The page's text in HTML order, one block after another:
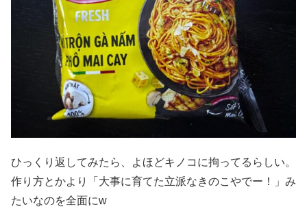
ひっくり返してみたら、よほどキノコに拘ってるらしい。
作り方とかより「大事に育てた立派なきのこやでー！」み
たいなのを全面にw